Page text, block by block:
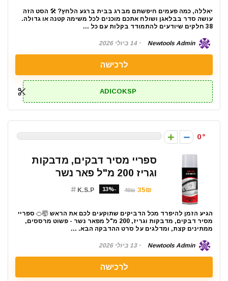
יאללה, כמה פעמים חיפשתם מברג בבית ברגע הלחץ? 🛠️ הסט הזה
עושה סדר בבלאגן ושולח אתכם מוכנים לכל משימה קטנה או גדולה.
38 חלקים שיודעים להתמודד בקלות עם כל ...
Newtools Admin 14 ביולי 2026
לרכישה
ADICOKSP
0
ספריי מסיר דבקים, מדבקות
וגריז 200 מ"ל פאר נשר
35₪
40₪
-13%
K.S.P
הגיע הזמן להיפרד מכל הדביקים שתוקעים לכם את הראש 🤯🍊 ספריי
מסיר דבקים, מדבקות וגריז, 200 מ"ל מפאר נשר - פשוט מרססים,
ממתינים קצת, ומדלגים על סרט ההדבקה הבא. ...
Newtools Admin 13 ביולי 2026
לרכישה